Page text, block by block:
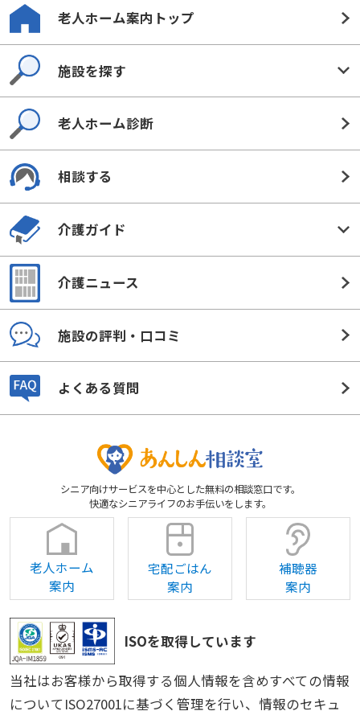
老人ホーム案内トップ
施設を探す
老人ホーム診断
相談する
介護ガイド
介護ニュース
施設の評判・口コミ
よくある質問
シニア向けサービスを中心とした無料の相談窓口です。
快適なシニアライフのお手伝いをします。
老人ホーム
案内
宅配ごはん
案内
補聴器
案内
ISOを取得しています
当社はお客様から取得する個人情報を含めすべての情報
についてISO27001に基づく管理を行い、情報のセキュ